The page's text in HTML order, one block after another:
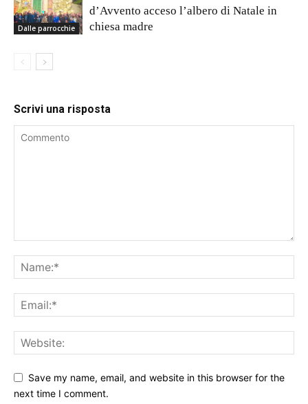
Dalle parrocchie
d’Avvento acceso l’albero di Natale in
chiesa madre
Scrivi una risposta
Save my name, email, and website in this browser for the
next time I comment.